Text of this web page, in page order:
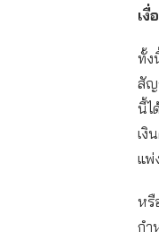
เงื่
ทั้ง
สั
นี้ไ
เงิ
แพ่
หรื
กำ